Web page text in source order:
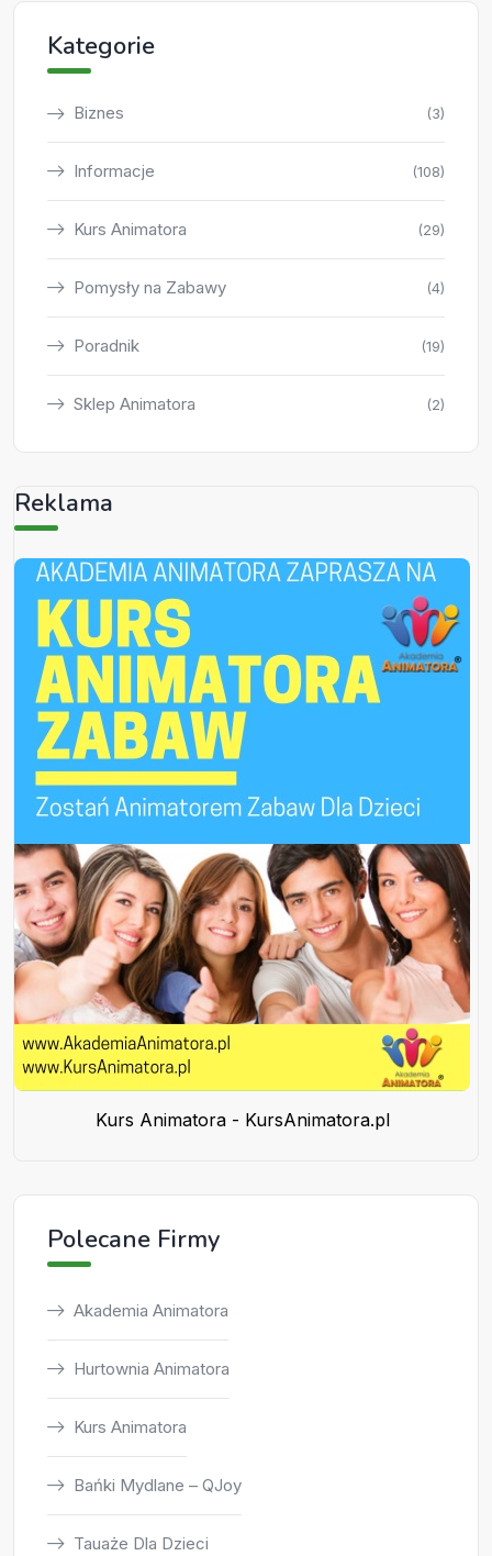
Kategorie
Biznes (3)
Informacje (108)
Kurs Animatora (29)
Pomysły na Zabawy (4)
Poradnik (19)
Sklep Animatora (2)
Reklama
Kurs Animatora - KursAnimatora.pl
Polecane Firmy
Akademia Animatora
Hurtownia Animatora
Kurs Animatora
Bańki Mydlane – QJoy
Tauaże Dla Dzieci